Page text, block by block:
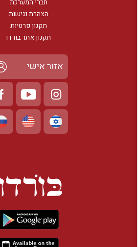
הצהרת נגישות
תקנון פרטיות
תקנון אתר בורדו
אזור אישי